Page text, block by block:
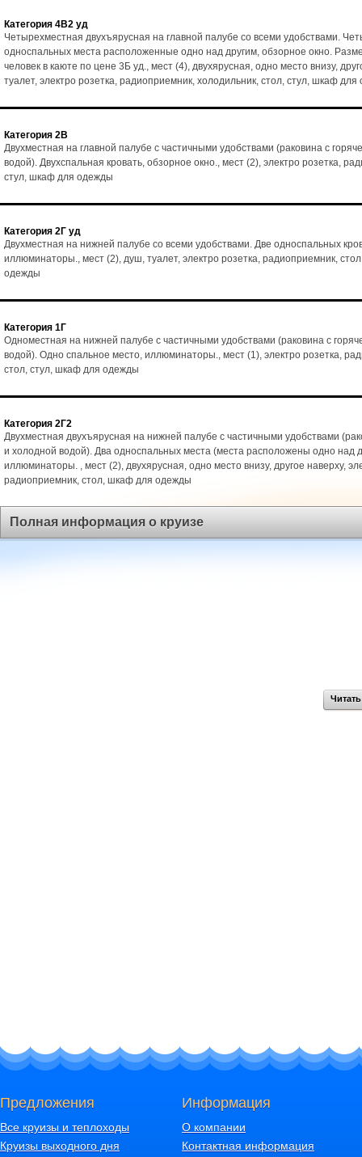
Категория 4В2 уд
Четырехместная двухъярусная на главной палубе со всеми удобствами.
односпальных места расположенные одно над другим, обзорное окно.
человек в каюте по цене 3Б уд., мест (4), двухярусная, одно место внизу,
туалет, электро розетка, радиоприемник, холодильник, стол, стул, шкаф
Категория 2В
Двухместная на главной палубе с частичными удобствами (раковина с
водой). Двухспальная кровать, обзорное окно., мест (2), электро розетка,
стул, шкаф для одежды
Категория 2Г уд
Двухместная на нижней палубе со всеми удобствами. Две односпальных
иллюминаторы., мест (2), душ, туалет, электро розетка, радиоприемник,
одежды
Категория 1Г
Одноместная на нижней палубе с частичными удобствами (раковина с
водой). Одно спальное место, иллюминаторы., мест (1), электро розетка,
стол, стул, шкаф для одежды
Категория 2Г2
Двухместная двухъярусная на нижней палубе с частичными удобствами
и холодной водой). Два односпальных места (места расположены одно над
иллюминаторы. , мест (2), двухярусная, одно место внизу, другое наверху,
радиоприемник, стол, шкаф для одежды
Полная информация о круизе
Предложения
Все круизы и теплоходы
Круизы выходного дня
Информация
О компании
Контактная информация